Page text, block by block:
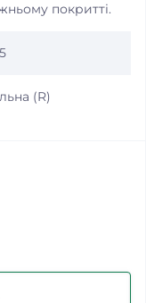
покритті.
(R)